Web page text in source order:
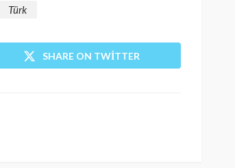
Türk
SHARE ON TWITTER